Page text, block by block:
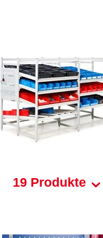
19 Produkte